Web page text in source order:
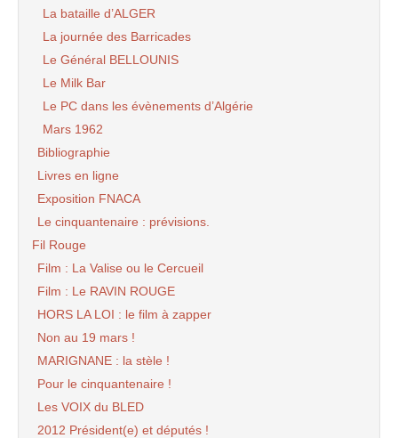
La bataille d’ALGER
La journée des Barricades
Le Général BELLOUNIS
Le Milk Bar
Le PC dans les évènements d’Algérie
Mars 1962
Bibliographie
Livres en ligne
Exposition FNACA
Le cinquantenaire : prévisions.
Fil Rouge
Film : La Valise ou le Cercueil
Film : Le RAVIN ROUGE
HORS LA LOI : le film à zapper
Non au 19 mars !
MARIGNANE : la stèle !
Pour le cinquantenaire !
Les VOIX du BLED
2012 Président(e) et députés !